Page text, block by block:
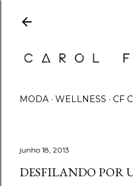
MODA WELLNESS CF
junho 18, 2013
DESFILANDO POR